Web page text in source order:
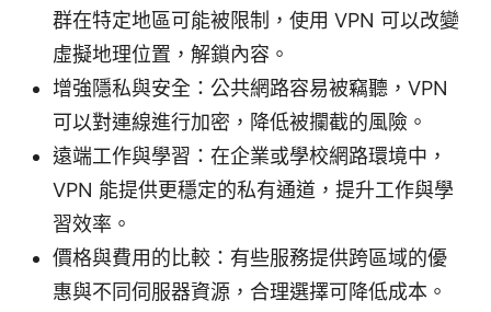
群在特定地區可能被限制，使用 VPN 可以改變
虛擬地理位置，解鎖內容。
增強隱私與安全：公共網路容易被竊聽，VPN
可以對連線進行加密，降低被攔截的風險。
遠端工作與學習：在企業或學校網路環境中，
VPN 能提供更穩定的私有通道，提升工作與學
習效率。
價格與費用的比較：有些服務提供跨區域的優
惠與不同伺服器資源，合理選擇可降低成本。